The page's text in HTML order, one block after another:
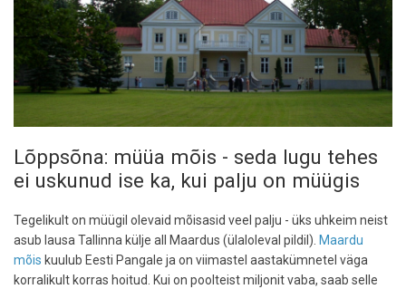
Lõppsõna: müüa mõis - seda lugu tehes
ei uskunud ise ka, kui palju on müügis
Tegelikult on müügil olevaid mõisasid veel palju - üks uhkeim neist
asub lausa Tallinna külje all Maardus (ülaloleval pildil). Maardu
mõis kuulub Eesti Pangale ja on viimastel aastakümnetel väga
korralikult korras hoitud. Kui on poolteist miljonit vaba, saab selle